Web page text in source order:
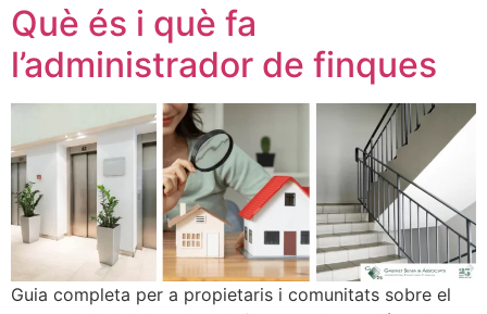
Què és i què fa
l’administrador de finques
Guia completa per a propietaris i comunitats sobre el